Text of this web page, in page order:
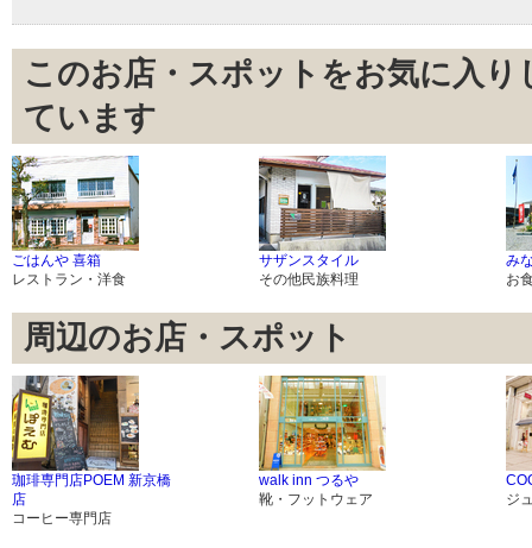
このお店・スポットをお気に入
ています
ごはんや 喜箱
レストラン・洋食
サザンスタイル
その他民族料理
み
お
周辺のお店・スポット
珈琲専門店POEM 新京橋
店
コーヒー専門店
walk inn つるや
靴・フットウェア
ジ